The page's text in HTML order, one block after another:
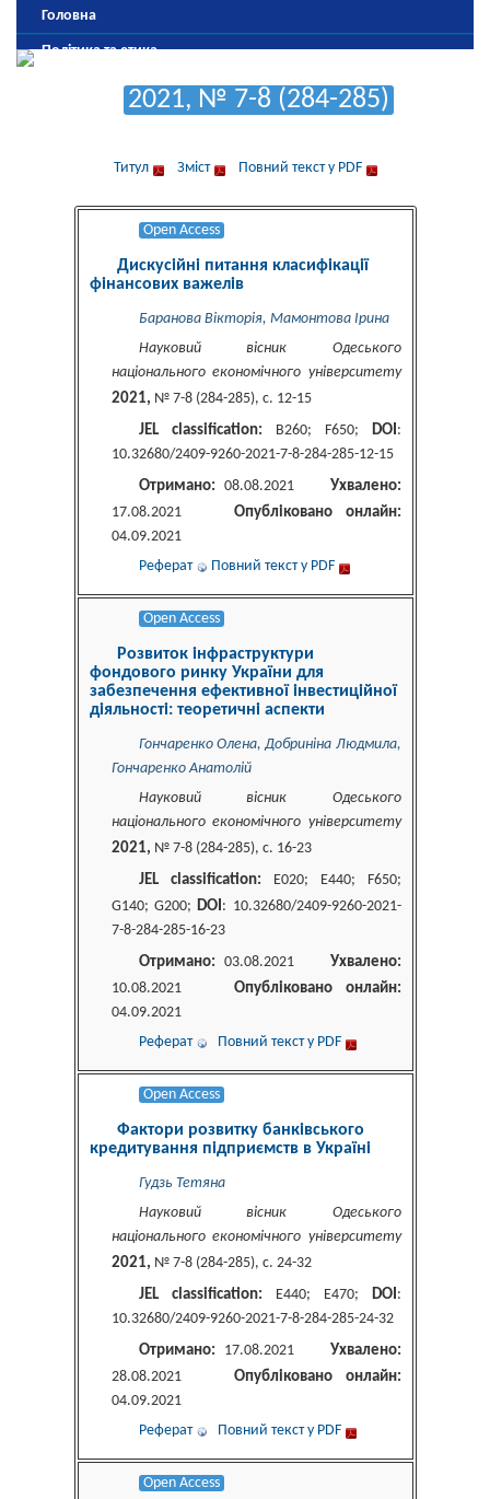
Головна
Політика та етика
2021, № 7-8 (284-285)
Титул Зміст Повний текст у PDF
Open Access
Дискусійні питання класифікації
фінансових важелів
Баранова Вікторія, Мамонтова Ірина
Науковий вісник Одеського
національного економічного університету
2021, № 7-8 (284-285), c. 12-15
JEL classification: B260; F650; DOI :
10.32680/2409-9260-2021-7-8-284-285-12-15
Отримано: 08.08.2021 Ухвалено:
17.08.2021 Опубліковано онлайн:
04.09.2021
Реферат
Повний текст у PDF
Open Access
Розвиток інфраструктури
фондового ринку України для
забезпечення ефективної інвестиційної
діяльності: теоретичні аспекти
Гончаренко Олена, Добриніна Людмила,
Гончаренко Анатолій
Науковий вісник Одеського
національного економічного університету
2021, № 7-8 (284-285), c. 16-23
JEL classification: Е020; E440; F650;
G140; G200;DOI : 10.32680/2409-9260-2021-
7-8-284-285-16-23
Отримано: 03.08.2021 Ухвалено:
10.08.2021 Опубліковано онлайн:
04.09.2021
Реферат
Повний текст у PDF
Open Access
Фактори розвитку банківського
кредитування підприємств в Україні
Гудзь Тетяна
Науковий вісник Одеського
національного економічного університету
2021, № 7-8 (284-285), c. 24-32
JEL classification: E440; E470; DOI :
10.32680/2409-9260-2021-7-8-284-285-24-32
Отримано: 17.08.2021 Ухвалено:
28.08.2021 Опубліковано онлайн:
04.09.2021
Реферат
Повний текст у PDF
Open Access